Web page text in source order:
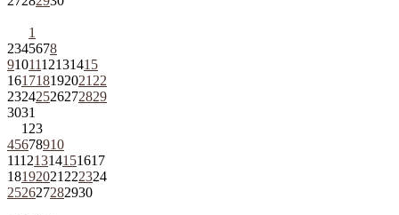
1
2345678
9101112131415
161718192021 22
23242526272829
3031
1 23
45678910
11121314151617
18192021 222324
252627282930